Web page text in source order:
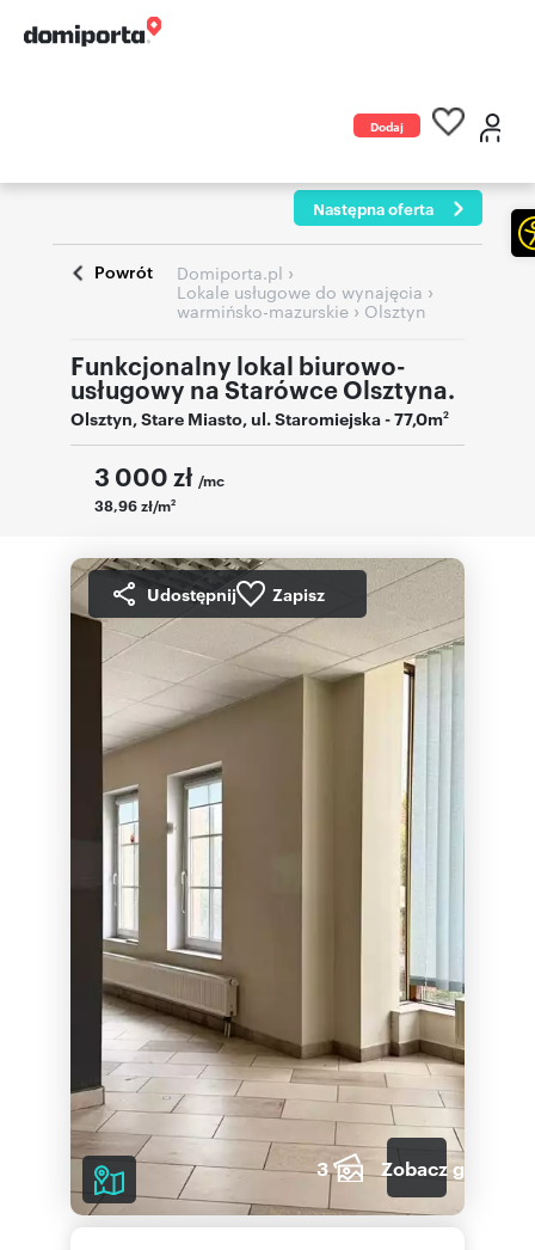
Dodaj
Następna oferta
Powrót Domiporta.pl ›
Lokale usługowe do wynajęcia ›
warmińsko-mazurskie › Olsztyn
Funkcjonalny lokal biurowo-
usługowy na Starówce Olsztyna.
Olsztyn,Stare Miasto, ul. Staromiejska- 77,0m2
3 000 zł /mc
38,96 zł/m2
Udostępnij Zapisz
3 Zobacz galerię